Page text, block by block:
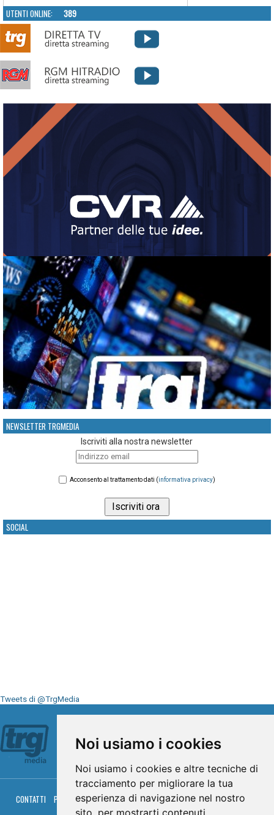
Noi usiamo i cookies
Noi usiamo i cookies e altre tecniche di
tracciamento per migliorare la tua
esperienza di navigazione nel nostro
sito, per mostrarti contenuti
UTENTI ONLINE: 389
NEWSLETTER TRGMEDIA
Iscriviti alla nostra newsletter
Acconsento al trattamento dati (informativa privacy)
SOCIAL
Tweets di @TrgMedia
CONTATTI PRIVACY COOKIES PALINSESTO DIRETTA TV
DIRETTA RADIO
RGM HITRADIO